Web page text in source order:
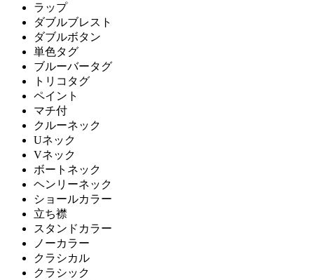
ラップ
ダブルブレスト
ダブルボタン
単色タグ
ブルーバータグ
トリコタグ
ペイント
マチ付
クルーネック
Uネック
Vネック
ボートネック
ヘンリーネック
ショールカラー
立ち襟
スタンドカラー
ノーカラー
クラシカル
クラシック